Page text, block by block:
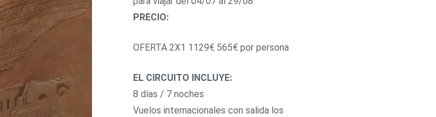
PRECIO:
OFERTA 2X1 1129€ 565€ por persona
EL CIRCUITO INCLUYE:
8 días / 7 noches
Vuelos internacionales con salida los